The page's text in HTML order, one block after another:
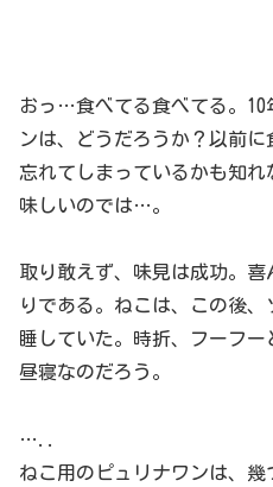
おっ…食べてる食べてる。10
ンは、どうだろうか？以前
忘れてしまっているかも知
味しいのでは…。
取り敢えず、味見は成功。
りである。ねこは、この後
睡していた。時折、フーフ
昼寝なのだろう。
…..
ねこ用のピュリナワンは、